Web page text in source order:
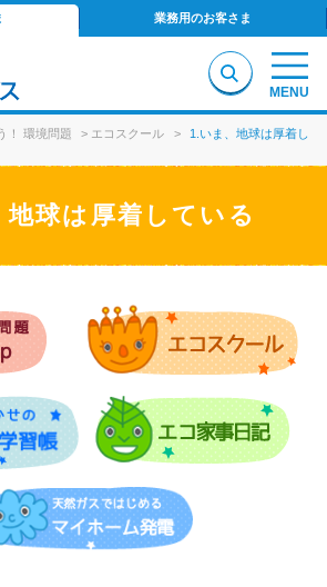
業務用のお客さま
MENU
！ 環境問題 > エコスクール >
1.いま、地球は厚着し
球は厚着している